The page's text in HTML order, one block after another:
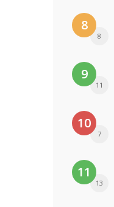
8
8
9
11
10
7
11
13